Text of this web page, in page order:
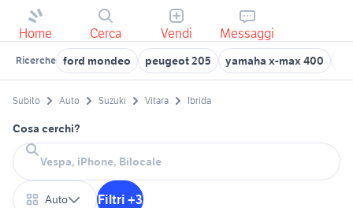
Home Cerca Vendi Messaggi
Ricerche ford mondeo peugeot 205 yamaha x-max 400
Subito Auto Suzuki Vitara Ibrida
Cosa cerchi?
Auto Filtri +3